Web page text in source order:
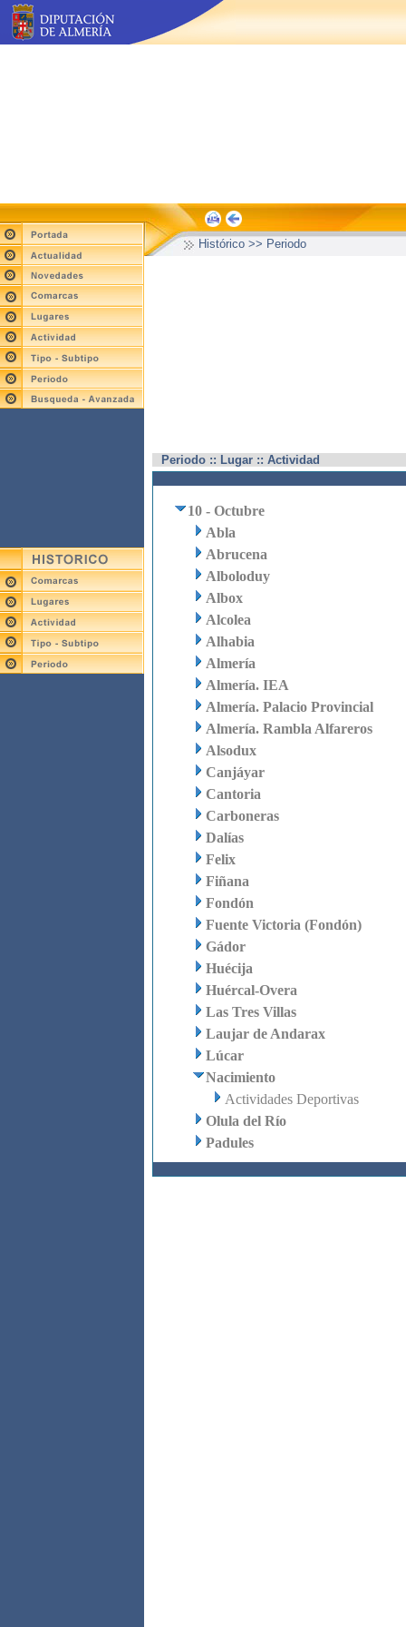
Histórico >> Periodo
Periodo :: Lugar :: Actividad
10 - Octubre
Abla
Abrucena
Alboloduy
Albox
Alcolea
Alhabia
Almería
Almería. IEA
Almería. Palacio Provincial
Almería. Rambla Alfareros
Alsodux
Canjáyar
Cantoria
Carboneras
Dalías
Felix
Fiñana
Fondón
Fuente Victoria (Fondón)
Gádor
Huécija
Huércal-Overa
Las Tres Villas
Laujar de Andarax
Lúcar
Nacimiento
Actividades Deportivas
Olula del Río
Padules